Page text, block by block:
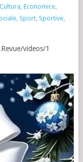
Cultura, Economice,
, Sport, Sportive,
videos/1